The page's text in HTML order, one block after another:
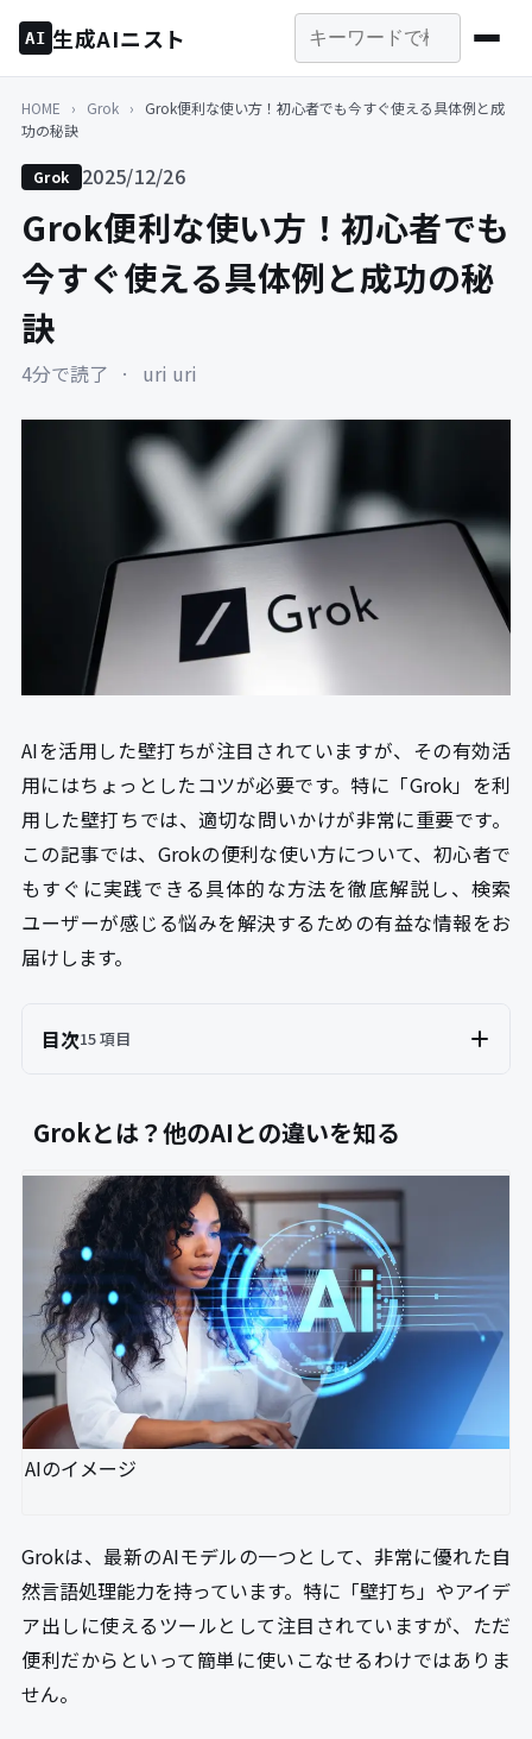
AI 生成AIニスト
HOME › Grok ›
Grok便利な使い方！初心者でも今すぐ使える具体例と成
功の秘訣
Grok 2025/12/26
Grok便利な使い方！初心者でも
今すぐ使える具体例と成功の秘
訣
4分で読了 · uri uri
AIを活用した壁打ちが注目されていますが、その有効活
用にはちょっとしたコツが必要です。特に「Grok」を利
用した壁打ちでは、適切な問いかけが非常に重要です。
この記事では、Grokの便利な使い方について、初心者で
もすぐに実践できる具体的な方法を徹底解説し、検索
ユーザーが感じる悩みを解決するための有益な情報をお
届けします。
目次15 項目
Grokとは？他のAIとの違いを知る
AIのイメージ
Grokは、最新のAIモデルの一つとして、非常に優れた自
然言語処理能力を持っています。特に「壁打ち」やアイデ
ア出しに使えるツールとして注目されていますが、ただ
便利だからといって簡単に使いこなせるわけではありま
せん。